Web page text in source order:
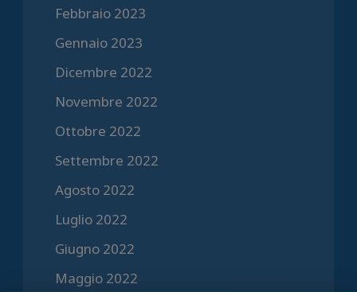
Febbraio 2023
Gennaio 2023
Dicembre 2022
Novembre 2022
Ottobre 2022
Settembre 2022
Agosto 2022
Luglio 2022
Giugno 2022
Maggio 2022